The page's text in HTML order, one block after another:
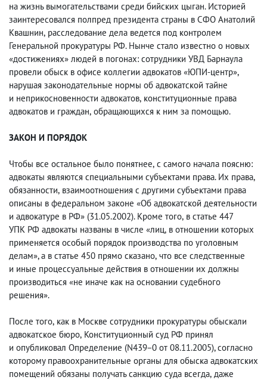
на жизнь вымогательствами среди бийских цыган. Историей
заинтересовался полпред президента страны в СФО Анатолий
Квашнин, расследование дела ведется под контролем
Генеральной прокуратуры РФ. Нынче стало известно о новых
«достижениях» людей в погонах: сотрудники УВД Барнаула
провели обыск в офисе коллегии адвокатов «ЮПИ-центр»,
нарушая законодательные нормы об адвокатской тайне
и неприкосновенности адвокатов, конституционные права
адвокатов и граждан, обращающихся к ним за помощью.
ЗАКОН И ПОРЯДОК
Чтобы все остальное было понятнее, с самого начала поясню:
адвокаты являются специальными субъектами права. Их права,
обязанности, взаимоотношения с другими субъектами права
описаны в федеральном законе «Об адвокатской деятельности
и адвокатуре в РФ» (31.05.2002). Кроме того, в статье 447
УПК РФ адвокаты названы в числе «лиц, в отношении которых
применяется особый порядок производства по уголовным
делам», а в статье 450 прямо сказано, что все следственные
и иные процессуальные действия в отношении их должны
производиться «не иначе как на основании судебного
решения».
После того, как в Москве сотрудники прокуратуры обыскали
адвокатское бюро, Конституционный суд РФ принял
и опубликовал Определение (N439−0 от 08.11.2005), согласно
которому правоохранительные органы для обыска адвокатских
помещений обязаны получать санкцию суда всегда, даже